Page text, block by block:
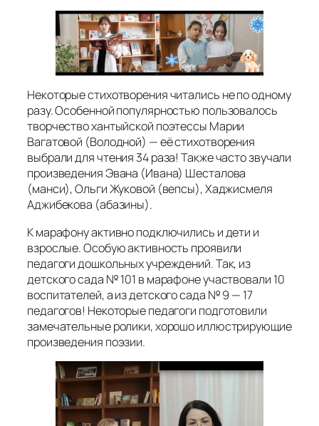
Некоторые стихотворения читались не по одному
разу. Особенной популярностью пользовалось
творчество хантыйской поэтессы Марии
Вагатовой (Володной) — её стихотворения
выбрали для чтения 34 раза! Также часто звучали
произведения Эвана (Ивана) Шесталова
(манси), Ольги Жуковой (вепсы), Хаджисмеля
Аджибекова (абазины).
К марафону активно подключились и дети и
взрослые. Особую активность проявили
педагоги дошкольных учреждений. Так, из
детского сада № 101 в марафоне участвовали 10
воспитателей, а из детского сада № 9 — 17
педагогов! Некоторые педагоги подготовили
замечательные ролики, хорошо иллюстрирующие
произведения поэзии.